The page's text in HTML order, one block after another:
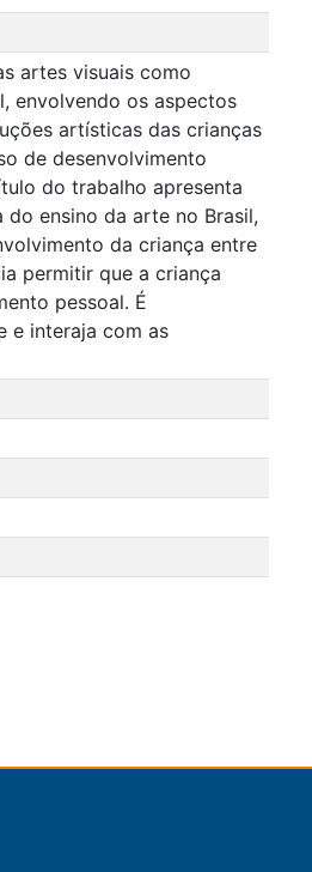
artes visuais como
envolvendo os aspectos
artísticas das crianças
de desenvolvimento
do trabalho apresenta
ensino da arte no Brasil,
da criança entre
permitir que a criança
pessoal. É
e interaja com as